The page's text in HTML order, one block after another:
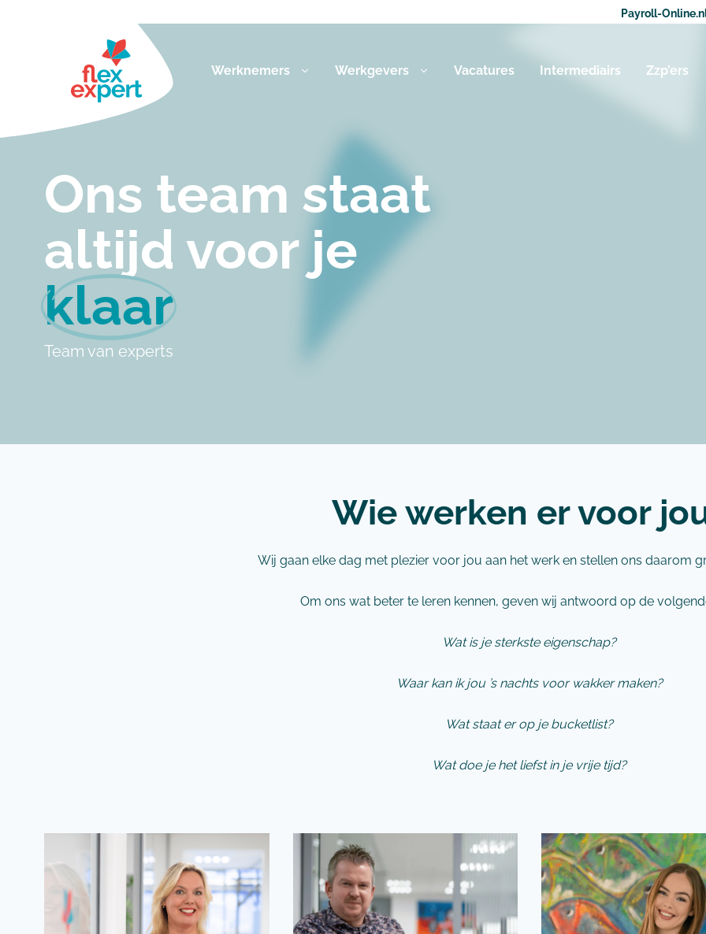
Payroll-
Werknemers Werkgevers Vacatures Intermediairs Zzp’ers
Ons team staat
altijd voor je
klaar
Team van experts
Wie werken er voor
Wij gaan elke dag met plezier voor jou aan het werk en stellen ons daarom
Om ons wat beter te leren kennen, geven wij antwoord op de
Wat is je sterkste eigenschap?
Waar kan ik jou ’s nachts voor wakker maken?
Wat staat er op je bucketlist?
Wat doe je het liefst in je vrije tijd?